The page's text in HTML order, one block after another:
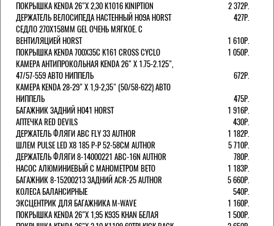
ПОКРЫШКА KENDA 26"Х 2,30 K1016 KINIPTION
2 372Р.
ДЕРЖАТЕЛЬ ВЕЛОСИПЕДА НАСТЕННЫЙ H09A HORST
427Р.
СЕДЛО 270Х158ММ GEL ОЧЕНЬ МЯГКОЕ. С
ВЕНТИЛЯЦИЕЙ HORST
1 610Р.
ПОКРЫШКА KENDA 700Х35С K161 CROSS CYCLO
1 050Р.
КАМЕРА АНТИПРОКОЛЬНАЯ KENDA 26" Х 1.75-2.125",
47/57-559 АВТО НИППЕЛЬ
672Р.
КАМЕРА KENDA 28-29" Х 1,9-2,35" (50/58-622) АВТО
НИППЕЛЬ
475Р.
БАГАЖНИК ЗАДНИЙ H041 HORST
1 916Р.
АПТЕЧКА RED DEVILS
430Р.
ДЕРЖАТЕЛЬ ФЛЯГИ АВС FLY 33 AUTHOR
1 182Р.
ШЛЕМ PULSE LED X8 185 Р-Р 52-58СМ AUTHOR
5 710Р.
ДЕРЖАТЕЛЬ ФЛЯГИ 8-14000221 ABC-16N AUTHOR
780Р.
НАСОС АЛЮМИНИЕВЫЙ С МАНОМЕТРОМ BETO
1 183Р.
БАГАЖНИК 8-15200213 ЗАДНИЙ ACR-25 AUTHOR
5 660Р.
КОЛЕСА БАЛАНСИРНЫЕ
540Р.
ЭКСЦЕНТРИК ДЛЯ БАГАЖНИКА M-WAVE
1 160Р.
ПОКРЫШКА KENDA 26"Х 1,95 K935 KHAN БЕЛАЯ
1 500Р.